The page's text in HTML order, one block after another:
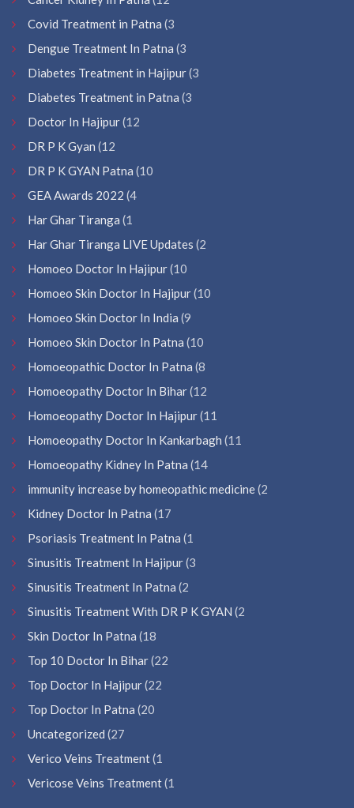
Covid Treatment in Patna (3
Dengue Treatment In Patna (3
Diabetes Treatment in Hajipur(3
Diabetes Treatment in Patna (3
Doctor In Hajipur(12
DR P K Gyan (12
DR P K GYAN Patna (10
GEA Awards 2022 (4
Har Ghar Tiranga (1
Har Ghar Tiranga LIVE Updates (2
Homoeo Doctor In Hajipur(10
Homoeo Skin Doctor In Hajipur(10
Homoeo Skin Doctor In India (9
Homoeo Skin Doctor In Patna (10
Homoeopathic Doctor In Patna (8
Homoeopathy Doctor In Bihar(12
Homoeopathy Doctor In Hajipur(11
Homoeopathy Doctor In Kankarbagh (11
Homoeopathy Kidney In Patna (14
immunity increase by homeopathic medicine(2
Kidney Doctor In Patna (17
Psoriasis Treatment In Patna (1
Sinusitis Treatment In Hajipur(3
Sinusitis Treatment In Patna (2
Sinusitis Treatment With DR P K GYAN (2
Skin Doctor In Patna (18
Top 10 Doctor In Bihar(22
Top Doctor In Hajipur(22
Top Doctor In Patna (20
Uncategorized (27
Verico Veins Treatment(1
Vericose Veins Treatment(1